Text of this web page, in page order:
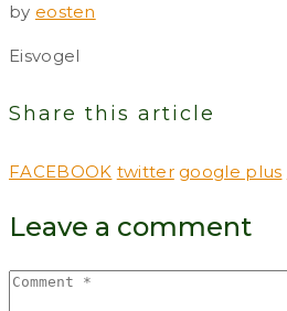
by eosten
Eisvogel
Share this article
FACEBOOK twitter google plus
Leave a comment